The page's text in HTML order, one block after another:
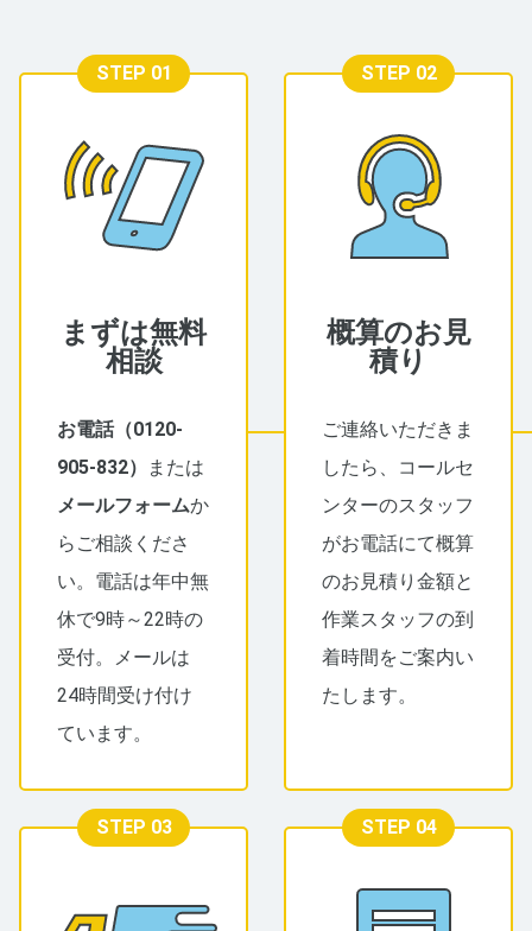
STEP 01
まずは無料
相談
お電話（0120-
905-832）
または
メールフォームか
らご相談くださ
い。電話は年中無
休で9時～22時の
受付。メールは
24時間受け付け
ています。
STEP 02
概算のお見
積り
ご連絡いただきま
したら、コールセ
ンターのスタッフ
がお電話にて概算
のお見積り金額と
作業スタッフの到
着時間をご案内い
たします。
STEP 03 STEP 04